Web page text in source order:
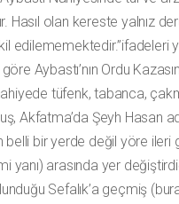
olan kereste yalnız
edilememektedir.”ifadeleri
Aybastı’nın Ordu
tüfenk, tabanca,
Akfatma’da Şeyh Hasan
belli bir yerde değil yöre
yanı) arasında yer
Sefalık’a geçmiş